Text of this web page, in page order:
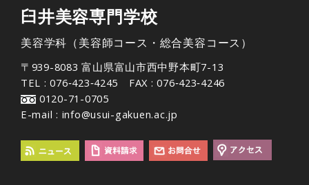
臼井美容専門学校
美容学科（美容師コース・総合美容コース）
〒939-8083 富山県富山市西中野本町7-13
TEL : 076‐423‐4245 FAX : 076‐423‐4246
0120-71-0705
E-mail : info@usui-gakuen.ac.jp